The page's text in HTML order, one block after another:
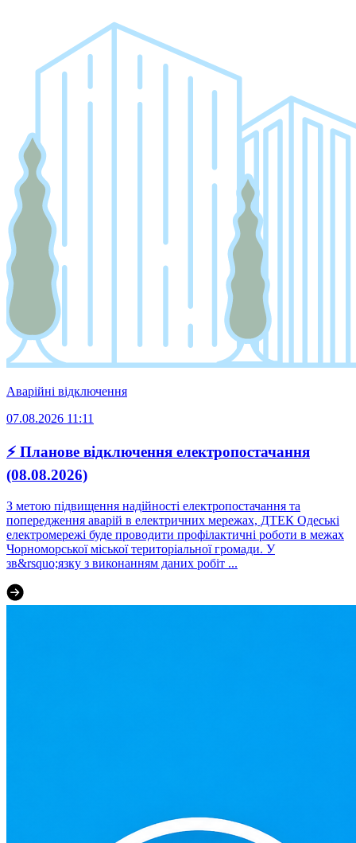
Аварійні відключення
07.08.2026 11:11
⚡ Планове відключення електропостачання
(08.08.2026)
З метою підвищення надійності електропостачання та
попередження аварій в електричних мережах, ДТЕК Одеські
електромережі буде проводити профілактичні роботи в межах
Чорноморської міської територіальної громади. У
зв&rsquo;язку з виконанням даних робіт ...